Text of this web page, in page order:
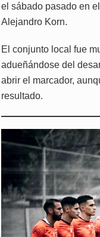
el sábado pasado en
Alejandro Korn.
El conjunto local fue
adueñándose del
abrir el marcador,
resultado.